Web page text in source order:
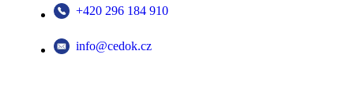
+420 296 184 910
info@cedok.cz